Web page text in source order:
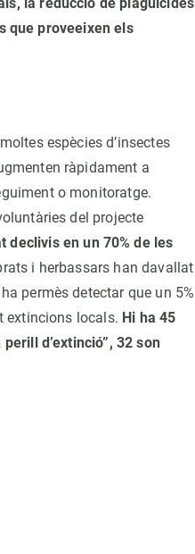
que proveeixen els
espècies d’insectes
ràpidament a
o monitoratge.
del projecte
declivis en un 70% de les
i herbassars han davallat
permès detectar que un 5%
extincions locals. Hi ha 45
d’extinció”, 32 son